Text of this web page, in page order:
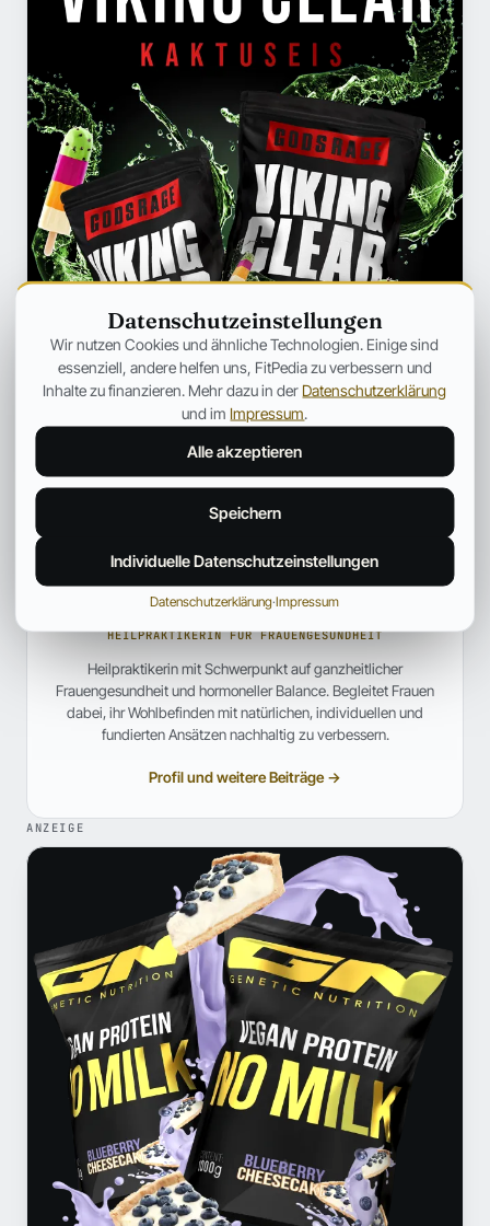
Anna Hartwig
HEILPRAKTIKERIN FÜR FRAUENGESUNDHEIT
Heilpraktikerin mit Schwerpunkt auf ganzheitlicher
Frauengesundheit und hormoneller Balance. Begleitet Frauen
dabei, ihr Wohlbefinden mit natürlichen, individuellen und
fundierten Ansätzen nachhaltig zu verbessern.
Profil und weitere Beiträge →
ANZEIGE
Datenschutzeinstellungen
Wir nutzen Cookies und ähnliche Technologien. Einige sind
essenziell, andere helfen uns, FitPedia zu verbessern und
Inhalte zu finanzieren. Mehr dazu in der Datenschutzerklärung
und im Impressum
Alle akzeptieren
Speichern
Individuelle Datenschutzeinstellungen
Datenschutzerklärung·Impressum